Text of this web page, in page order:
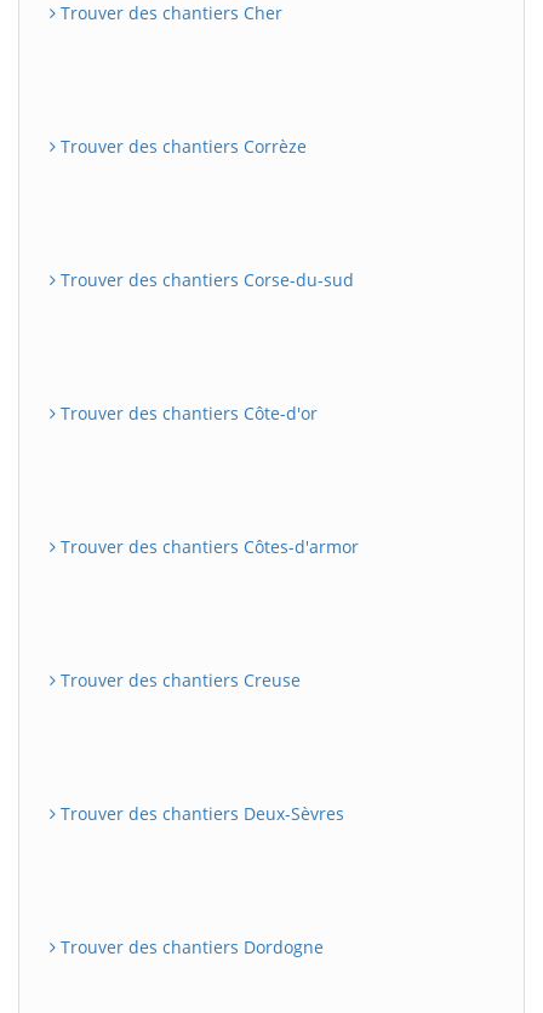
Trouver des chantiers Cher
Trouver des chantiers Corrèze
Trouver des chantiers Corse-du-sud
Trouver des chantiers Côte-d'or
Trouver des chantiers Côtes-d'armor
Trouver des chantiers Creuse
Trouver des chantiers Deux-Sèvres
Trouver des chantiers Dordogne